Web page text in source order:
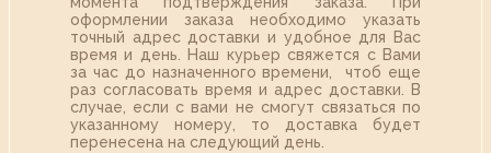
оформлении заказа необходимо указать
точный адрес доставки и удобное для Вас
время и день. Наш курьер свяжется с Вами
за час до назначенного времени, чтоб еще
раз согласовать время и адрес доставки. В
случае, если с вами не смогут связаться по
указанному номеру, то доставка будет
перенесена на следующий день.